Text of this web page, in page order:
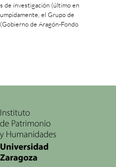
de investigación (último en
el Grupo de
de Aragón-Fondo